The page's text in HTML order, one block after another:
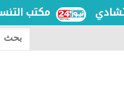
مكتب التنسيق:
بحث